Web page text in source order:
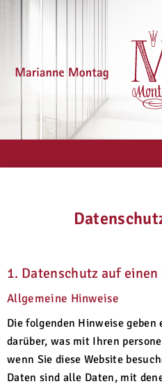
1. Datenschutz auf
Allgemeine Hinweise
Die folgenden Hinweise
darüber, was mit Ihren
wenn Sie diese Website
Daten sind alle Daten, mit